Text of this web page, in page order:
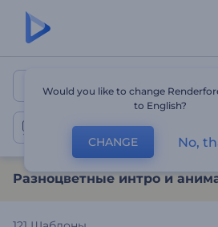
Анимация лого: разноцветная
Разноцветные интро и
Would you like to change
to English?
CHANGE No,